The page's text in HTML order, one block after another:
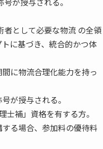
として必要な物流 の全領
に基づき、統合的かつ体
に物流合理化能力を持っ
が授与される。
補」資格を有する方。
る場合、参加料の優待料